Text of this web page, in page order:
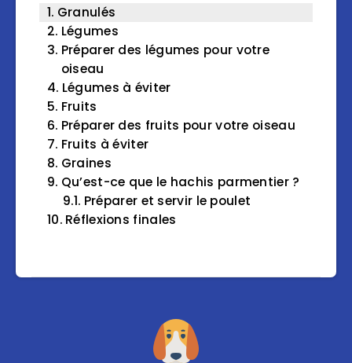
Granulés
Légumes
Préparer des légumes pour votre
oiseau
Légumes à éviter
Fruits
Préparer des fruits pour votre oiseau
Fruits à éviter
Graines
Qu’est-ce que le hachis parmentier ?
Préparer et servir le poulet
Réflexions finales